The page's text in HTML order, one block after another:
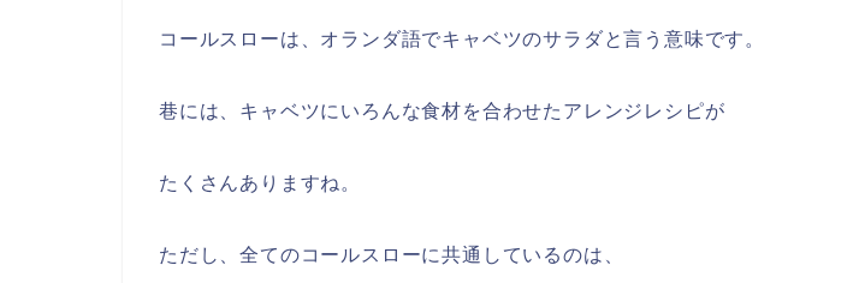
コールスローは、オランダ語でキャベツのサラダと言う意味です。
巷には、キャベツにいろんな食材を合わせたアレンジレシピが
たくさんありますね。
ただし、全てのコールスローに共通しているのは、